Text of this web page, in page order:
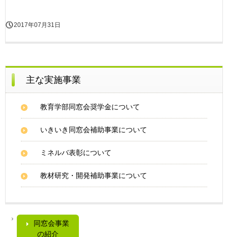
2017年07月31日
主な実施事業
教育学部同窓会奨学金について
いきいき同窓会補助事業について
ミネルバ表彰について
教材研究・開発補助事業について
同窓会事業
の紹介